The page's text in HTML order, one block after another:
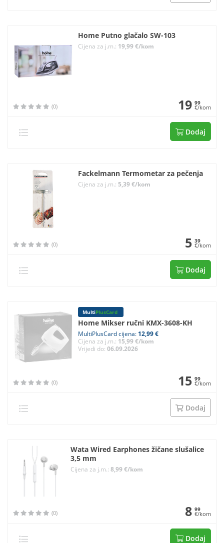
Home Putno glačalo SW-103
Cijena za j.m.: 19,99 €/kom
(0) 19 99
€/kom
Dodaj
Fackelmann Termometar za pečenja
Cijena za j.m.: 5,39 €/kom
(0) 5 39
€/kom
Dodaj
MultiPlusCard
Home Mikser ručni KMX-3608-KH
MultiPlusCard cijena: 12,99 €
Cijena za j.m.: 15,99 €/kom
Vrijedi do: 06.09.2026
(0) 15 99
€/kom
Dodaj
Wata Wired Earphones žičane slušalice
3,5 mm
Cijena za j.m.: 8,99 €/kom
(0) 8 99
€/kom
Dodaj